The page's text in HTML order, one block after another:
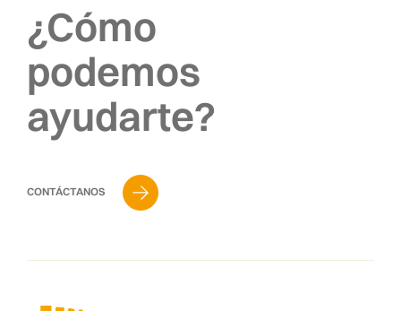
¿Cómo
podemos
ayudarte?
CONTÁCTANOS